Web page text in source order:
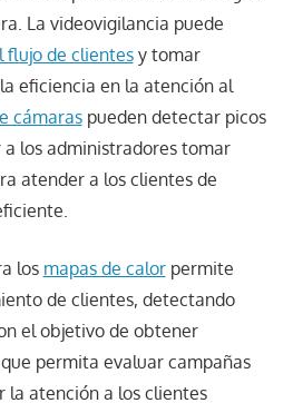
La videovigilancia puede
flujo de clientesy tomar
eficiencia en la atención al
cámaraspueden detectar picos
los administradores tomar
atender a los clientes de
los mapas de calorpermite
de clientes, detectando
el objetivo de obtener
permita evaluar campañas
la atención a los clientes